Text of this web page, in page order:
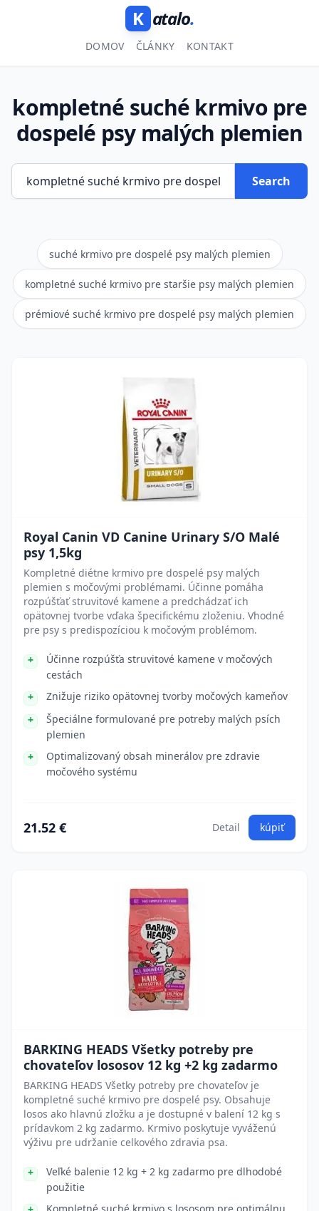
K atalo.
DOMOV ČLÁNKY KONTAKT
kompletné suché krmivo pre
dospelé psy malých plemien
Search
suché krmivo pre dospelé psy malých plemien
kompletné suché krmivo pre staršie psy malých plemien
prémiové suché krmivo pre dospelé psy malých plemien
Royal Canin VD Canine Urinary S/O Malé
psy 1,5kg
Kompletné diétne krmivo pre dospelé psy malých
plemien s močovými problémami. Účinne pomáha
rozpúšťať struvitové kamene a predchádzať ich
opätovnej tvorbe vďaka špecifickému zloženiu. Vhodné
pre psy s predispozíciou k močovým problémom.
Účinne rozpúšťa struvitové kamene v močových
cestách
Znižuje riziko opätovnej tvorby močových kameňov
Špeciálne formulované pre potreby malých psích
plemien
Optimalizovaný obsah minerálov pre zdravie
močového systému
21.52 € Detail kúpiť
BARKING HEADS Všetky potreby pre
chovateľov lososov 12 kg +2 kg zadarmo
BARKING HEADS Všetky potreby pre chovateľov je
kompletné suché krmivo pre dospelé psy. Obsahuje
losos ako hlavnú zložku a je dostupné v balení 12 kg s
prídavkom 2 kg zadarmo. Krmivo poskytuje vyváženú
výživu pre udržanie celkového zdravia psa.
Veľké balenie 12 kg + 2 kg zadarmo pre dlhodobé
použitie